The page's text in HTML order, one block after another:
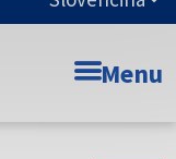
Menu